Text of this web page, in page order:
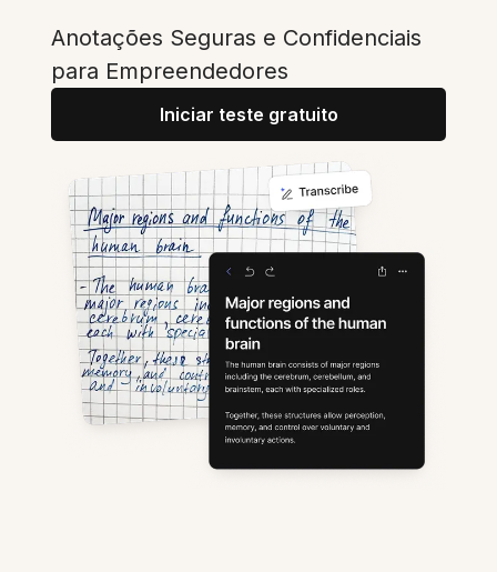
Anotações Seguras e Confidenciais
para Empreendedores
Iniciar teste gratuito